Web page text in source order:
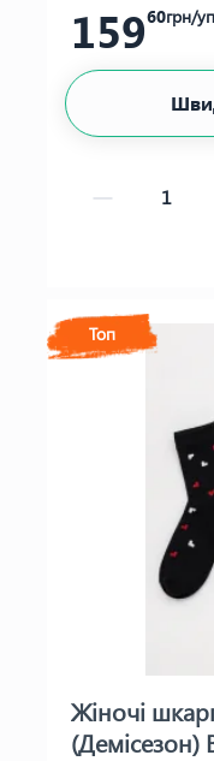
15960грн/
Топ
Жіночі
(Демісезон)